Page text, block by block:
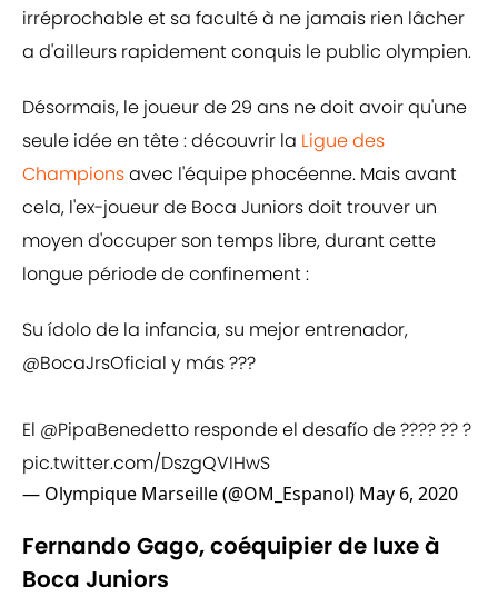
irréprochable et sa faculté à ne jamais rien lâcher
a d'ailleurs rapidement conquis le public olympien.
Désormais, le joueur de 29 ans ne doit avoir qu'une
seule idée en tête : découvrir la Ligue des
Championsavec l'équipe phocéenne. Mais avant
cela, l'ex-joueur de Boca Juniors doit trouver un
moyen d'occuper son temps libre, durant cette
longue période de confinement :
Su ídolo de la infancia, su mejor entrenador,
@BocaJrsOficial y más ???
El @PipaBenedetto responde el desafío de ???? ?? ?
pic.twitter.com/DszgQVIHwS
— Olympique Marseille (@OM_Espanol) May 6, 2020
Fernando Gago, coéquipier de luxe à
Boca Juniors